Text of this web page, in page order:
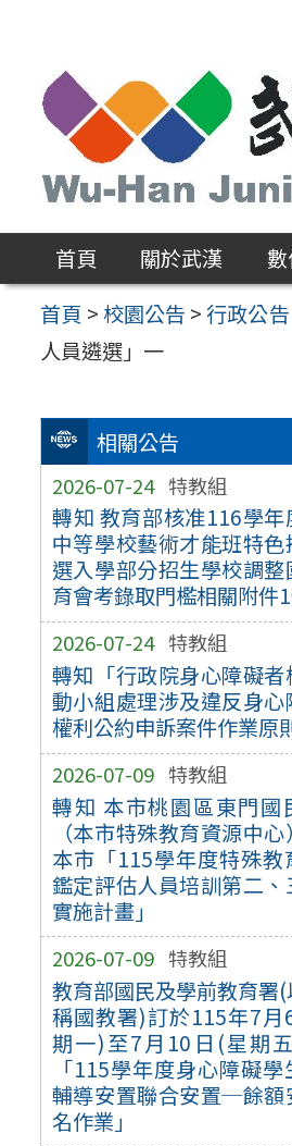
區
首頁 關於武漢
首頁 >校園公告 >行政公告
人員遴選」一
相關公告
2026-07-24 特教組
轉知 教育部核准116學年
中等學校藝術才能班特色
選入學部分招生學校調整
育會考錄取門檻相關附件
2026-07-24 特教組
轉知「行政院身心障礙者
動小組處理涉及違反身心
權利公約申訴案件作業原
2026-07-09 特教組
轉知 本市桃園區東門國
（本市特殊教育資源中
本市「115學年度特殊教
鑑定評估人員培訓第二、
實施計畫」
2026-07-09 特教組
教育部國民及學前教育署
稱國教署)訂於115年7月
期一)至7月10日(星期
「115學年度身心障礙
輔導安置聯合安置─餘額
名作業」